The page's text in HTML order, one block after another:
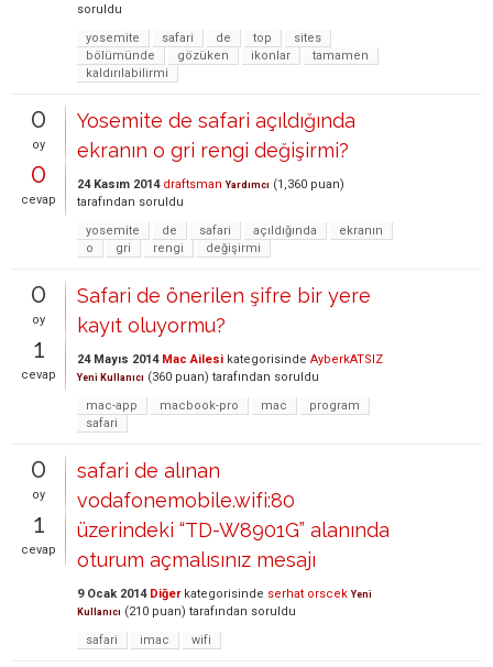
soruldu
yosemite
safari de top
sites
bölümünde
gözüken ikonlar
tamamen
kaldırılabilirmi
0
oy
0
cevap
Yosemite de safari açıldığında
ekranın o gri rengi değişirmi?
24 Kasım 2014 draftsman Yardımcı (1,360 puan)
tarafından soruldu
yosemite
de safari açıldığında
ekranın
o
gri rengi değişirmi
0
oy
1
cevap
Safari de önerilen şifre bir yere
kayıt oluyormu?
24 Mayıs 2014 Mac Ailesi kategorisinde AyberkATSIZ
Yeni Kullanıcı (360 puan) tarafından soruldu
mac-app
macbook-pro mac
program
safari
0
oy
1
cevap
safari de alınan
vodafonemobile.wifi:80
üzerindeki “TD-W8901G” alanında
oturum açmalısınız mesajı
9 Ocak 2014 Diğerkategorisinde serhat orscek Yeni
Kullanıcı (210 puan) tarafından soruldu
safari
imac wifi